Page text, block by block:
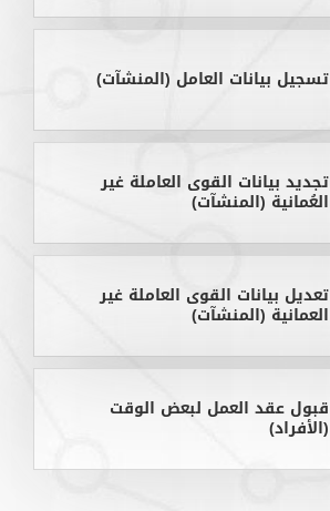
تسجيل بيانات العامل (المنشآت)
تجديد بيانات القوى العاملة غير
العُمانية (المنشآت)
تعديل بيانات القوى العاملة غير
العمانية (المنشآت)
قبول عقد العمل لبعض الوقت
(الأفراد)